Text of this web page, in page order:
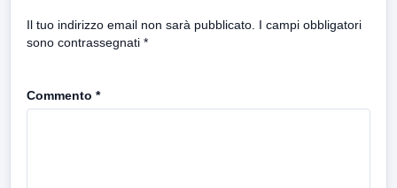
Il tuo indirizzo email non sarà pubblicato. I campi obbligatori
sono contrassegnati *
Commento *